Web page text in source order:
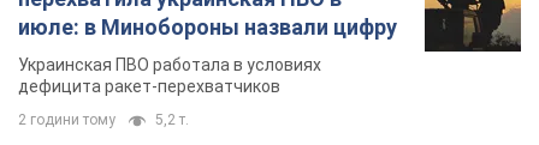
жаловалась: сколько получала
певица
артистки за время работы в Черновицкой
филармонии
за 11 годин